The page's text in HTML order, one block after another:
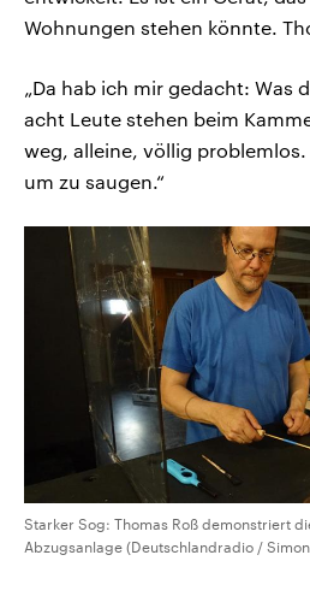
Wohnungen stehen könnte.
„Da hab ich mir gedacht: Was
acht Leute stehen beim
weg, alleine, völlig
um zu saugen.“
Starker Sog: Thomas Roß demonstriert
Abzugsanlage (Deutschlandradio /